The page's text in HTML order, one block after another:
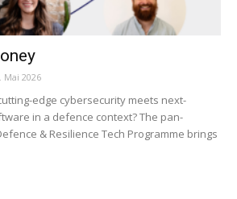
Mai 2026
edge cybersecurity meets next-
in a defence context? The pan-
& Resilience Tech Programme brings